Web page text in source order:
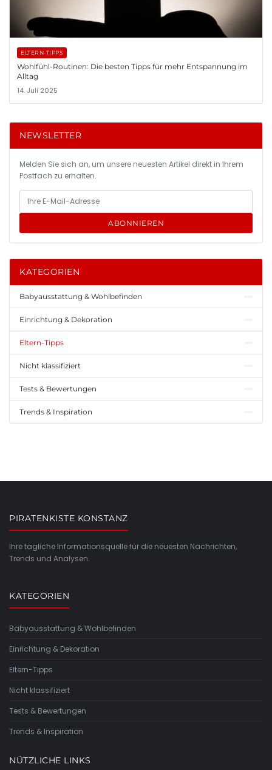
ELTERN-TIPPS
Wohlfühl-Routinen: Die besten Tipps für mehr Entspannung im
Alltag
14. Juli 2025
NEWSLETTER
Melden Sie sich an, um unsere neuesten Artikel direkt in Ihrem
Postfach zu erhalten.
ABONNIEREN
KATEGORIEN
Babyausstattung & Wohlbefinden
Einrichtung & Dekoration
Eltern-Tipps
Nicht klassifiziert
Tests & Bewertungen
Trends & Inspiration
PIRATENKISTE KONSTANZ
Ihre tägliche Informationsquelle für die neuesten Nachrichten,
Trends und Analysen.
KATEGORIEN
Babyausstattung & Wohlbefinden
Einrichtung & Dekoration
Eltern-Tipps
Nicht klassifiziert
Tests & Bewertungen
Trends & Inspiration
NÜTZLICHE LINKS